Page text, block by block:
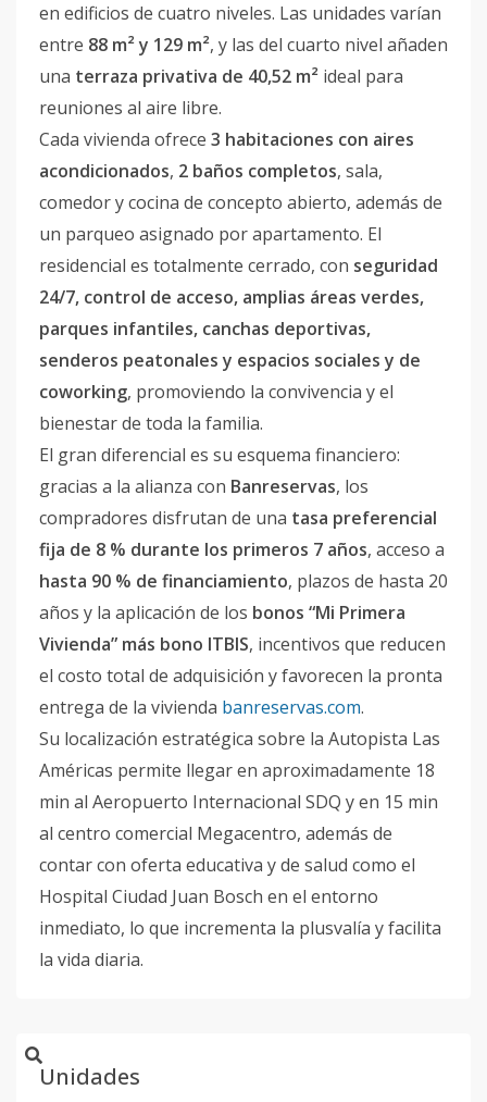
en edificios de cuatro niveles. Las unidades varían
entre 88 m² y 129 m², y las del cuarto nivel añaden
una terraza privativa de 40,52 m² ideal para
reuniones al aire libre.
Cada vivienda ofrece 3 habitaciones con aires
acondicionados, 2 baños completos, sala,
comedor y cocina de concepto abierto, además de
un parqueo asignado por apartamento. El
residencial es totalmente cerrado, con seguridad
24/7, control de acceso, amplias áreas verdes,
parques infantiles, canchas deportivas,
senderos peatonales y espacios sociales y de
coworking, promoviendo la convivencia y el
bienestar de toda la familia.
El gran diferencial es su esquema financiero:
gracias a la alianza con Banreservas, los
compradores disfrutan de una tasa preferencial
fija de 8 % durante los primeros 7 años, acceso a
hasta 90 % de financiamiento, plazos de hasta 20
años y la aplicación de los bonos “Mi Primera
Vivienda” más bono ITBIS, incentivos que reducen
el costo total de adquisición y favorecen la pronta
entrega de la vivienda banreservas.com.
Su localización estratégica sobre la Autopista Las
Américas permite llegar en aproximadamente 18
min al Aeropuerto Internacional SDQ y en 15 min
al centro comercial Megacentro, además de
contar con oferta educativa y de salud como el
Hospital Ciudad Juan Bosch en el entorno
inmediato, lo que incrementa la plusvalía y facilita
la vida diaria.
Unidades